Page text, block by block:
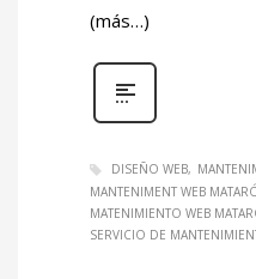
(más…)
DISEÑO WEB
MANTENIMENT WEB
MATENIMIENTO WEB
SERVICIO DE